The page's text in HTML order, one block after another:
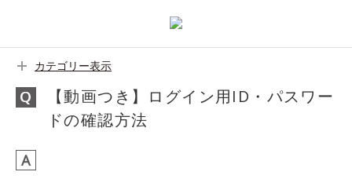
カテゴリー表示
【動画つき】ログイン用ID・パスワー
ドの確認方法